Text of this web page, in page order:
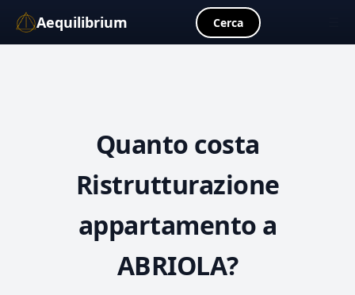
Aequilibrium Cerca
Quanto costa
Ristrutturazione
appartamento a
ABRIOLA?